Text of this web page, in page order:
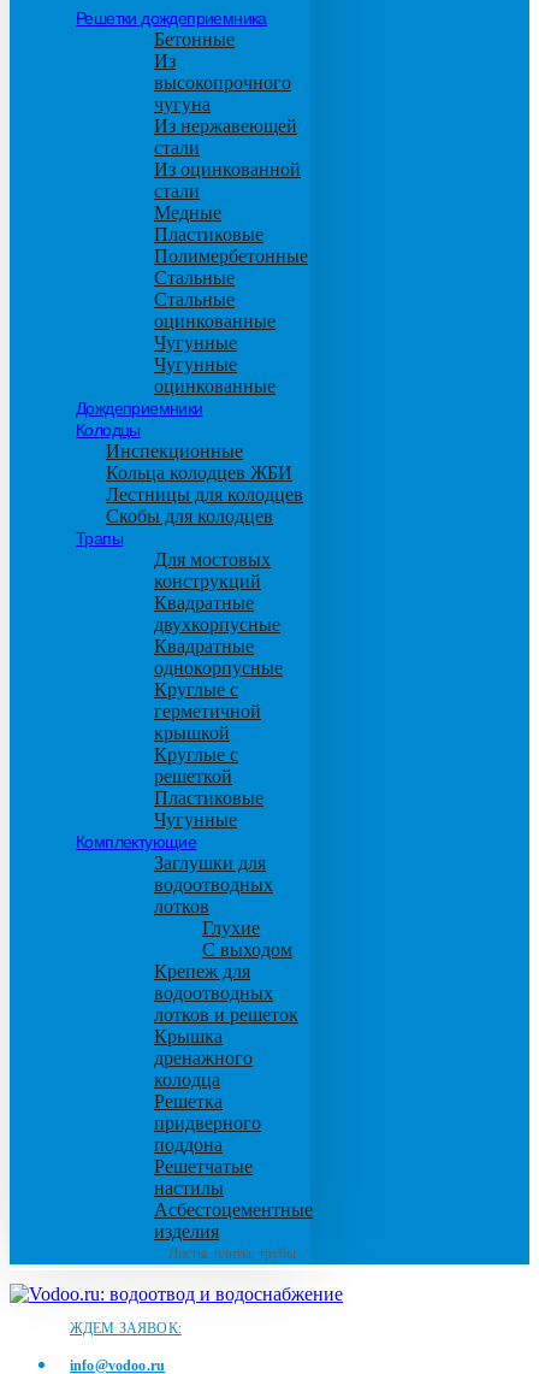
Решетки дождеприемника
Бетонные
Из
высокопрочного
чугуна
Из нержавеющей
стали
Из оцинкованной
стали
Медные
Пластиковые
Полимербетонные
Стальные
Стальные
оцинкованные
Чугунные
Чугунные
оцинкованные
Дождеприемники
Колодцы
Инспекционные
Кольца колодцев ЖБИ
Лестницы для колодцев
Скобы для колодцев
Трапы
Для мостовых
конструкций
Квадратные
двухкорпусные
Квадратные
однокорпусные
Круглые с
герметичной
крышкой
Круглые с
решеткой
Пластиковые
Чугунные
Комплектующие
Заглушки для
водоотводных
лотков
Глухие
С выходом
Крепеж для
водоотводных
лотков и решеток
Крышка
дренажного
колодца
Решетка
придверного
поддона
Решетчатые
настилы
Асбестоцементные
изделия
Листы, плиты, трубы
ЖДЕМ ЗАЯВОК:
info@vodoo.ru